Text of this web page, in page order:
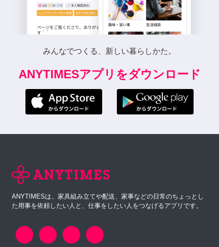
みんなでつくる、新しい暮らしかた。
ANYTIMESアプリをダウンロード
ANYTIMESは、家具組み立てや配送、家事などの日常のちょっとし
た用事を依頼したい人と、仕事をしたい人をつなげるアプリです。